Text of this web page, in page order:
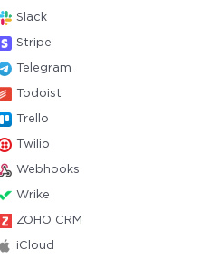
Slack
Stripe
Telegram
Todoist
Trello
Twilio
Webhooks
Wrike
ZOHO CRM
iCloud